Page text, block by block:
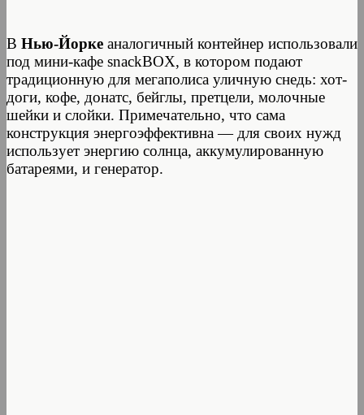
В Нью-Йорке аналогичный контейнер использовали
под мини-кафе snackBOX, в котором подают
традиционную для мегаполиса уличную снедь: хот-
доги, кофе, донатс, бейглы, претцели, молочные
шейки и слойки. Примечательно, что сама
конструкция энергоэффективна — для своих нужд
использует энергию солнца, аккумулированную
батареями, и генератор.